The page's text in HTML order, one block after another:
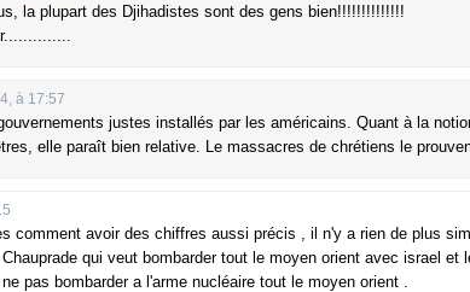
la plupart des Djihadistes sont des gens bien!!!!!!!!!!!!!!
à 17:57
justes installés par les américains. Quant à la
elle paraît bien relative. Le massacres de chrétiens le
comment avoir des chiffres aussi précis , il n'y a rien de plus
qui veut bombarder tout le moyen orient avec israel et
pas bombarder a l'arme nucléaire tout le moyen orient .